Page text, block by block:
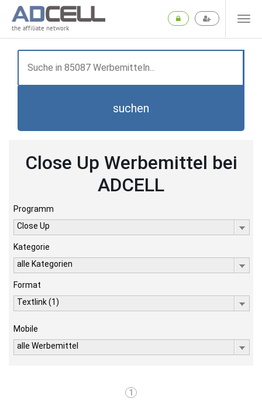
the affiliate network
suchen
Close Up Werbemittel bei
ADCELL
Programm
Close Up
Kategorie
alle Kategorien
Format
Textlink (1)
Mobile
alle Werbemittel
1